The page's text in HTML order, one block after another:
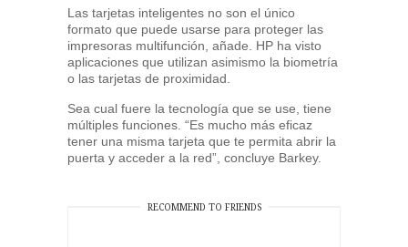
Las tarjetas inteligentes no son el único
formato que puede usarse para proteger las
impresoras multifunción, añade. HP ha visto
aplicaciones que utilizan asimismo la biometría
o las tarjetas de proximidad.
Sea cual fuere la tecnología que se use, tiene
múltiples funciones. “Es mucho más eficaz
tener una misma tarjeta que te permita abrir la
puerta y acceder a la red”, concluye Barkey.
RECOMMEND TO FRIENDS